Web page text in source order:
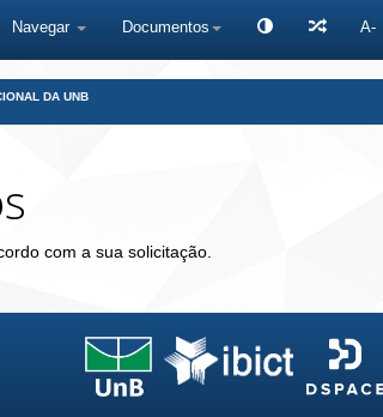
Navegar Documentos A-
DA UNB
com a sua solicitação.